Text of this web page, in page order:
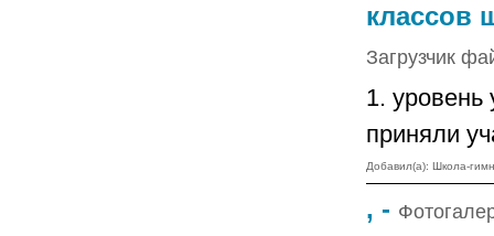
классов
Загрузчик
1. уровень
приняли
Добавил(а): Школа-
, -